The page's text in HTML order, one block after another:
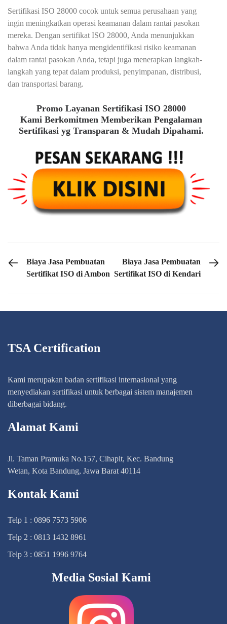
Sertifikasi ISO 28000 cocok untuk semua perusahaan yang
ingin meningkatkan operasi keamanan dalam rantai pasokan
mereka. Dengan sertifikat ISO 28000, Anda menunjukkan
bahwa Anda tidak hanya mengidentifikasi risiko keamanan
dalam rantai pasokan Anda, tetapi juga menerapkan langkah-
langkah yang tepat dalam produksi, penyimpanan, distribusi,
dan transportasi barang.
Promo Layanan Sertifikasi ISO 28000
Kami Berkomitmen Memberikan Pengalaman
Sertifikasi yg Transparan & Mudah Dipahami.
PREVIOUS POST
Biaya Jasa Pembuatan
Sertifikat ISO di Ambon
NEXT POST
Biaya Jasa Pembuatan
Sertifikat ISO di Kendari
TSA Certification
Kami merupakan badan sertifikasi internasional yang
menyediakan sertifikasi untuk berbagai sistem manajemen
diberbagai bidang.
Alamat Kami
Jl. Taman Pramuka No.157, Cihapit, Kec. Bandung
Wetan, Kota Bandung, Jawa Barat 40114
Kontak Kami
Telp 1 : 0896 7573 5906
Telp 2 : 0813 1432 8961
Telp 3 : 0851 1996 9764
Media Sosial Kami